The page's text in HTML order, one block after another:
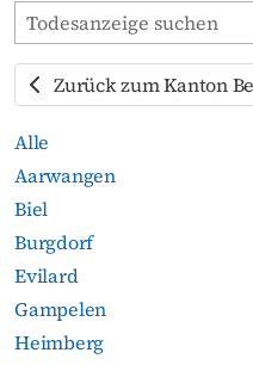
Todesanzeigen-Portal
Zurück zum Kanton
Alle
Aarwangen
Biel
Burgdorf
Evilard
Gampelen
Heimberg